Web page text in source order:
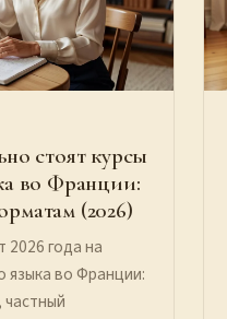
стоят курсы
во Франции:
(2026)
года на
языка во Франции: